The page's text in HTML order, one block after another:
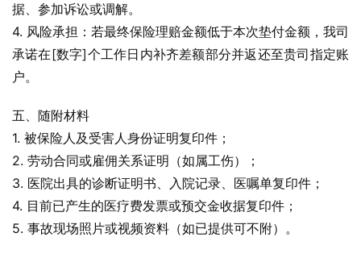
据、参加诉讼或调解。
4. 风险承担：若最终保险理赔金额低于本次垫付金额，我司
承诺在[数字]个工作日内补齐差额部分并返还至贵司指定账
户。
五、随附材料
1. 被保险人及受害人身份证明复印件；
2. 劳动合同或雇佣关系证明（如属工伤）；
3. 医院出具的诊断证明书、入院记录、医嘱单复印件；
4. 目前已产生的医疗费发票或预交金收据复印件；
5. 事故现场照片或视频资料（如已提供可不附）。